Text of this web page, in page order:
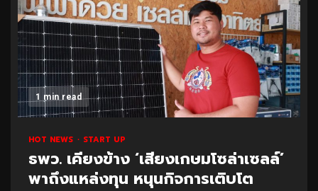
1 min read
HOT NEWS START UP
ธพว. เคียงข้าง ‘เสียงเกษมโซล่าเซลล์’
พาถึงแหล่งทุน หนุนกิจการเติบโต